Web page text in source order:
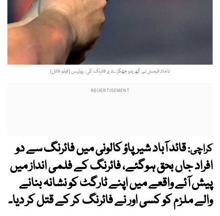
داماد فیصل نے گھریلو جھگڑے پر فائرنگ کی ، پولیس (فوٹو: فائل)
کراچی:قائد آباد شیر پاؤ کالونی میں فائرنگ سے دو
افراد جاں بحق ہوگئے، فائرنگ کے فلمی انداز میں
پیش آئے واقعے میں اپنے ٹارگٹ کو نشانہ بنانے
والے ملزم کو کسی اور نے فائرنگ کر کے قتل کر دیا۔